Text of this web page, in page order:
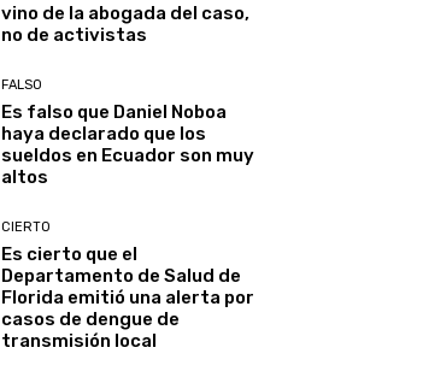
vino de la abogada del caso,
no de activistas
FALSO
Es falso que Daniel Noboa
haya declarado que los
sueldos en Ecuador son muy
altos
CIERTO
Es cierto que el
Departamento de Salud de
Florida emitió una alerta por
casos de dengue de
transmisión local